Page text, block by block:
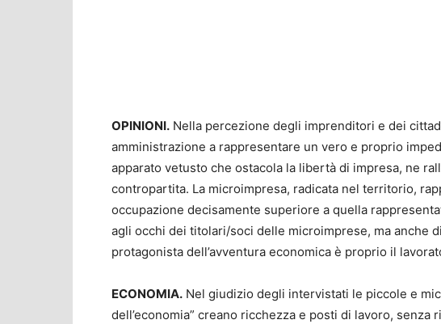
OPINIONI. Nella percezione degli imprenditori e dei
amministrazione a rappresentare un vero e proprio
apparato vetusto che ostacola la libertà di impresa, ne
contropartita. La microimpresa, radicata nel territorio,
occupazione decisamente superiore a quella
agli occhi dei titolari/soci delle microimprese, ma anche
protagonista dell’avventura economica è proprio il
ECONOMIA. Nel giudizio degli intervistati le piccole e
dell’economia” creano ricchezza e posti di lavoro, senza